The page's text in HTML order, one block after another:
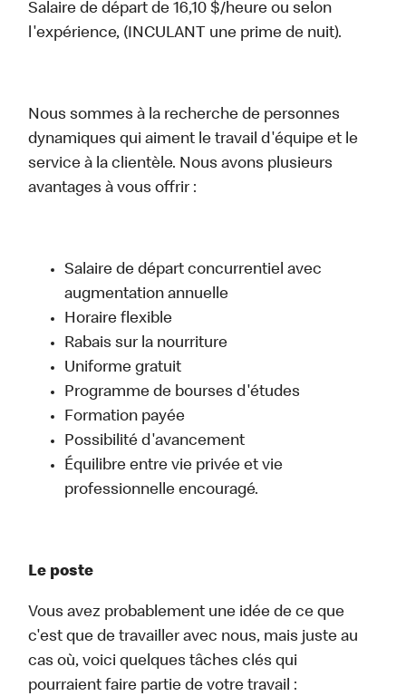
Salaire de départ de 16,10 $/heure ou selon
l'expérience, (INCULANT une prime de nuit).
Nous sommes à la recherche de personnes
dynamiques qui aiment le travail d'équipe et le
service à la clientèle. Nous avons plusieurs
avantages à vous offrir :
Salaire de départ concurrentiel avec
augmentation annuelle
Horaire flexible
Rabais sur la nourriture
Uniforme gratuit
Programme de bourses d'études
Formation payée
Possibilité d'avancement
Équilibre entre vie privée et vie
professionnelle encouragé.
Le poste
Vous avez probablement une idée de ce que
c'est que de travailler avec nous, mais juste au
cas où, voici quelques tâches clés qui
pourraient faire partie de votre travail :